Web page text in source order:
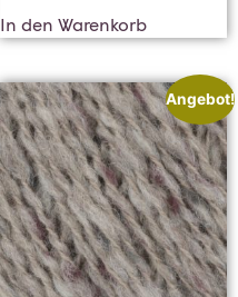
In den Warenkorb
Angebot!